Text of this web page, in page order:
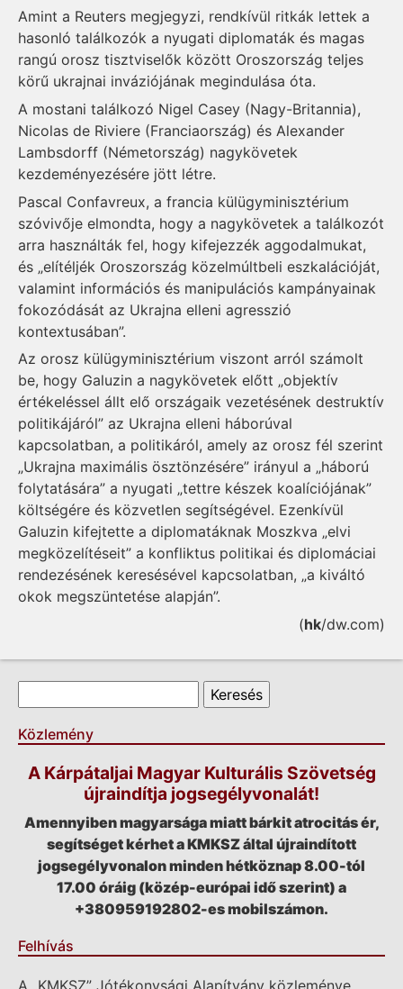
Amint a Reuters megjegyzi, rendkívül ritkák lettek a
hasonló találkozók a nyugati diplomaták és magas
rangú orosz tisztviselők között Oroszország teljes
körű ukrajnai inváziójának megindulása óta.
A mostani találkozó Nigel Casey (Nagy-Britannia),
Nicolas de Riviere (Franciaország) és Alexander
Lambsdorff (Németország) nagykövetek
kezdeményezésére jött létre.
Pascal Confavreux, a francia külügyminisztérium
szóvivője elmondta, hogy a nagykövetek a találkozót
arra használták fel, hogy kifejezzék aggodalmukat,
és „elítéljék Oroszország közelmúltbeli eszkalációját,
valamint információs és manipulációs kampányainak
fokozódását az Ukrajna elleni agresszió
kontextusában”.
Az orosz külügyminisztérium viszont arról számolt
be, hogy Galuzin a nagykövetek előtt „objektív
értékeléssel állt elő országaik vezetésének destruktív
politikájáról” az Ukrajna elleni háborúval
kapcsolatban, a politikáról, amely az orosz fél szerint
„Ukrajna maximális ösztönzésére” irányul a „háború
folytatására” a nyugati „tettre készek koalíciójának”
költségére és közvetlen segítségével. Ezenkívül
Galuzin kifejtette a diplomatáknak Moszkva „elvi
megközelítéseit” a konfliktus politikai és diplomáciai
rendezésének keresésével kapcsolatban, „a kiváltó
okok megszüntetése alapján”.
(hk/dw.com)
Keresés űrlap
Keresés
Közlemény
A Kárpátaljai Magyar Kulturális Szövetség
újraindítja jogsegélyvonalát!
Amennyiben magyarsága miatt bárkit atrocitás ér,
segítséget kérhet a KMKSZ által újraindított
jogsegélyvonalon minden hétköznap 8.00-tól
17.00 óráig (közép-európai idő szerint) a
+380959192802-es mobilszámon.
Felhívás
A „KMKSZ” Jótékonysági Alapítvány közleménye